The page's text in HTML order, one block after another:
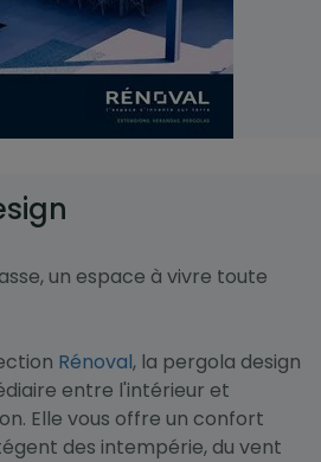
un espace à vivre toute
Rénoval, la pergola design
entre l'intérieur et
Elle vous offre un confort
des intempérie, du vent